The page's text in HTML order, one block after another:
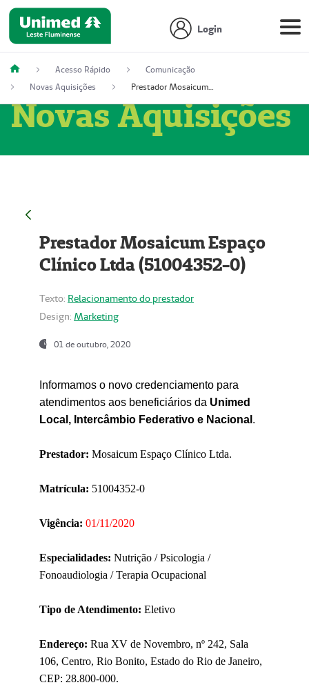
Login
Acesso Rápido
Comunicação
Novas Aquisições
Prestador Mosaicum Espaço Clínico Ltda (51004352-0)
Novas Aquisições
Prestador Mosaicum Espaço
Clínico Ltda (51004352-0)
Texto: Relacionamento do prestador
Design: Marketing
01 de outubro, 2020
Informamos o novo credenciamento para
atendimentos aos beneficiários da Unimed
Local, Intercâmbio Federativo e Nacional .
Prestador: Mosaicum Espaço Clínico Ltda.
Matrícula: 51004352-0
Vigência: 01/11/2020
Especialidades: Nutrição / Psicologia /
Fonoaudiologia / Terapia Ocupacional
Tipo de Atendimento: Eletivo
Endereço: Rua XV de Novembro, nº 242, Sala
106, Centro, Rio Bonito, Estado do Rio de Janeiro,
CEP: 28.800-000.